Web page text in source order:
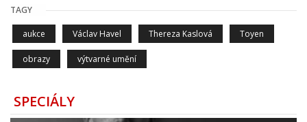
TAGY
aukce Václav Havel Thereza Kaslová Toyen
obrazy výtvarné umění
SPECIÁLY